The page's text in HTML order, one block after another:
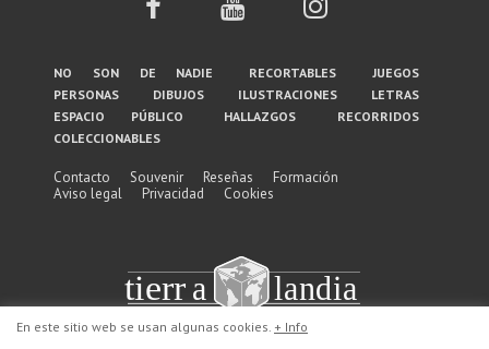
Menú
del
pie
de
no son de nadie recortables
juegos
personas
dibujos ilustraciones
letras
espacio público
hallazgos
recorridos
coleccionables
Contacto Souvenir Reseñas
Formación
Aviso legal
Privacidad Cookies
En este sitio web se usan algunas cookies. + Info